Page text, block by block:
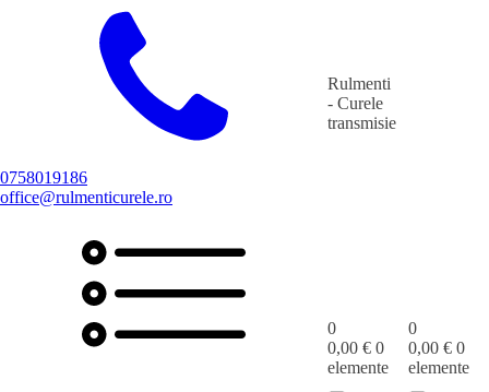
0758019186
office@rulmenticurele.ro
Rulmenti
- Curele
transmisie
0
0,00 € 0
elemente
0
0,00 € 0
elemente